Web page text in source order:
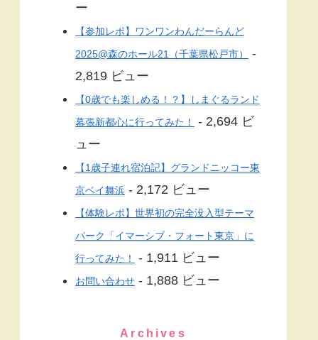
ー
【参加レポ】ワンワンわんだーらんど
2025@森のホール21（千葉県松戸市）
-
2,819 ビュー
【0歳でも楽しめる！？】しまぐるランド
幕張新都心に行ってみた！
- 2,694 ビ
ュー
【1歳子連れ宿泊記】グランドニッコー東
京ベイ舞浜 - 2,172 ビュー
【体験レポ】世界初の完全没入型テーマ
パーク「イマーシブ・フォート東京」に
行ってみた！
- 1,911 ビュー
お問い合わせ - 1,888 ビュー
Archives